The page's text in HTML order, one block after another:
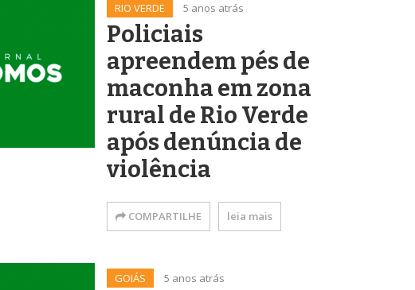
RIO VERDE 5 anos atrás
Policiais
apreendem pés de
maconha em zona
rural de Rio Verde
após denúncia de
violência
COMPARTILHE leia mais
GOIÁS 5 anos atrás